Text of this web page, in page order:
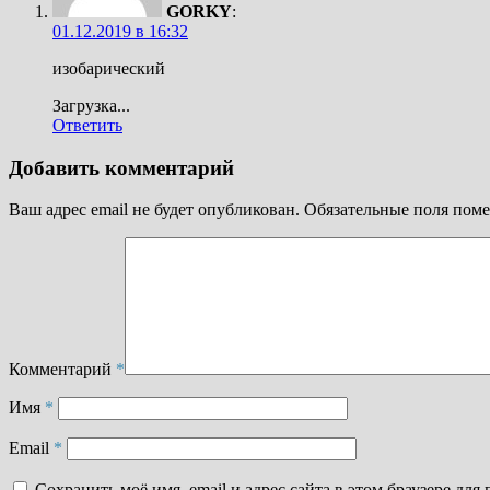
GORKY:
01.12.2019 в 16:32
изобарический
Загрузка...
Ответить
Добавить комментарий
Ваш адрес email не будет опубликован. Обязательные поля
Комментарий *
Имя *
Email *